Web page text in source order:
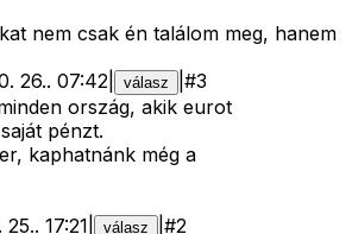
nem csak én találom meg, hanem
26.. 07:42 válasz #3
ország, akik eurot
pénzt.
kaphatnánk még a
25.. 17:21 válasz #2